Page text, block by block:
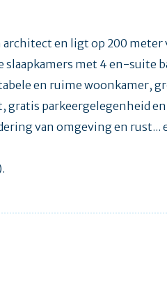
en ligt op 200 meter
met 4 en-suite
en ruime woonkamer,
parkeergelegenheid en
van omgeving en